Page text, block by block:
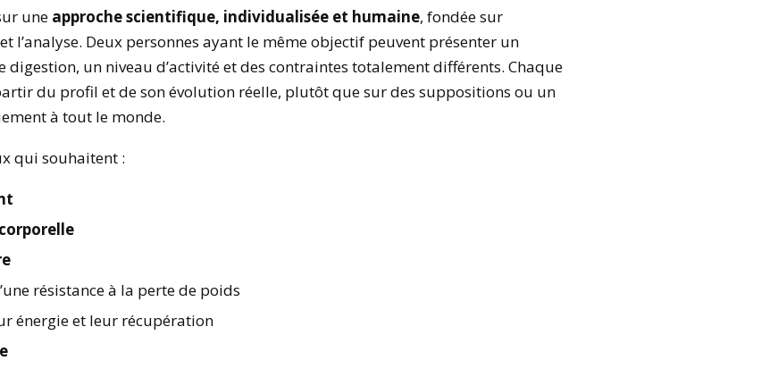
une approche scientifique, individualisée et humaine, fondée sur
l’analyse. Deux personnes ayant le même objectif peuvent présenter un
un niveau d’activité et des contraintes totalement différents. Chaque
du profil et de son évolution réelle, plutôt que sur des suppositions ou un
à tout le monde.
qui souhaitent :
résistance à la perte de poids
énergie et leur récupération